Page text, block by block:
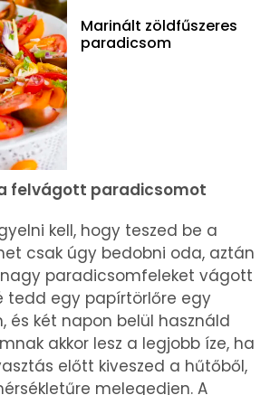
Marinált zöldfűszeres
paradicsom
felvágott paradicsomot
kell, hogy teszed be a
csak úgy bedobni oda, aztán
nagy paradicsomfeleket vágott
tedd egy papírtörlőre egy
és két napon belül használd
akkor lesz a legjobb íze, ha
előtt kiveszed a hűtőből,
melegedjen. A